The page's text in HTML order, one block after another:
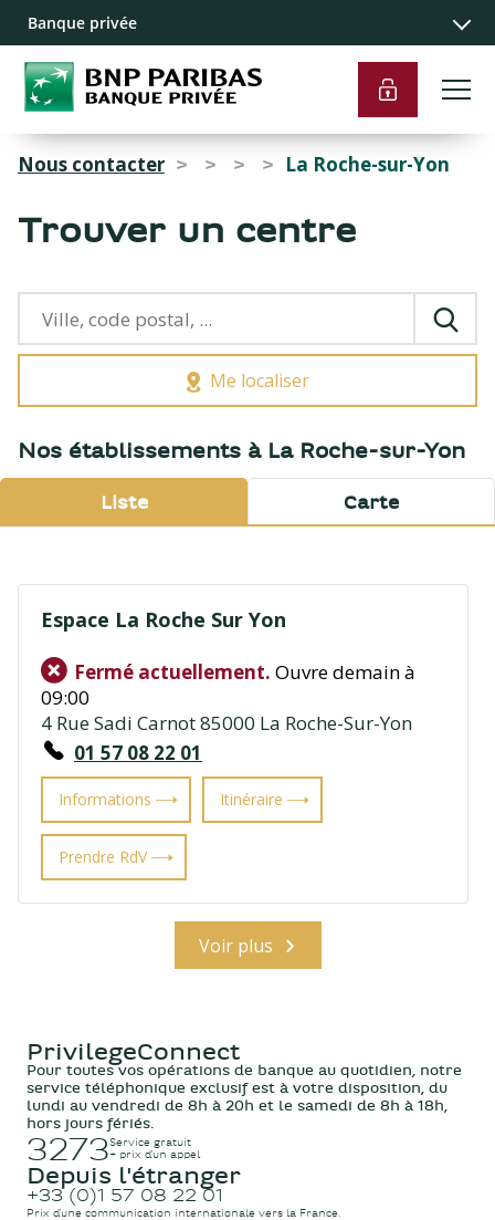
Recherche
Navigation
principale
Banque privée
Nous contacter > > > > La Roche-sur-Yon
Trouver un centre
Me localiser
{{count}}
trouvés
Nos établissements à La Roche-sur-Yon
Liste Carte
Espace La Roche Sur Yon
Fermé actuellement. Ouvre demain à
09:00
4 Rue Sadi Carnot 85000 La Roche-Sur-Yon
01 57 08 22 01
Informations Itinéraire
Prendre RdV
Voir plus
PrivilegeConnect
Pour toutes vos opérations de banque au quotidien, notre
service téléphonique exclusif est à votre disposition, du
lundi au vendredi de 8h à 20h et le samedi de 8h à 18h,
hors jours fériés.
3273Service gratuit
+ prix d’un appel
Depuis l'étranger
+33 (0)1 57 08 22 01
Prix d’une communication internationale vers la France.